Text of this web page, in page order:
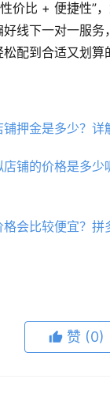
价比 + 便捷性”
线下一对一服
配到合适又划算
押金是多少？详
铺的价格是多
会比较便宜？
赞 (0)